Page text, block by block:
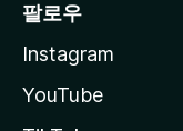
팔로우
Instagram
YouTube